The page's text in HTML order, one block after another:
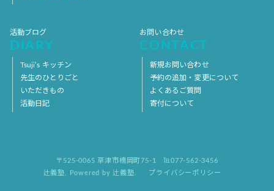
活動ブログ
DIARY
Tsuji’s キッチン
先生のひとりごと
いただきもの
活動日記
お問い合わせ
CONTACT
新規お問い合わせ
予約の追加・変更について
よくあるご質問
寄付について
〒525-0065 草津市橋岡町75-1
℡077-562-3456
辻義塾, Powered by 辻義塾. プライバシーポリシー